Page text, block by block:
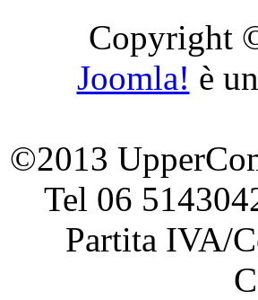
Copyright
Joomla! è
©2013
Tel 06
Partita IVA/